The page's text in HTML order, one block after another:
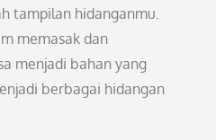
tampilan hidanganmu.
memasak dan
menjadi bahan yang
berbagai hidangan